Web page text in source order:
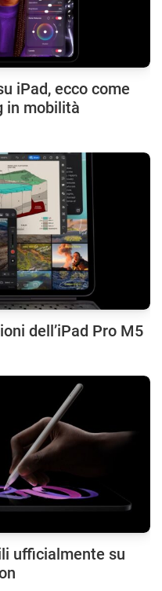
iPad, ecco come
in mobilità
dell’iPad Pro M5
ufficialmente su